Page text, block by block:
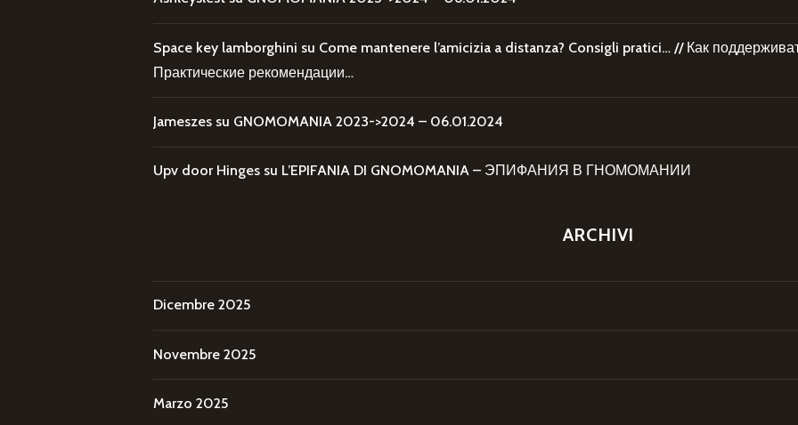
Space key lamborghini su Come mantenere l’amicizia a distanza? Consigli pratici… // Как
Практические рекомендации…
Jameszes su GNOMOMANIA 2023->2024 – 06.01.2024
Upv door Hinges su L’EPIFANIA DI GNOMOMANIA – ЭПИФАНИЯ В ГНОМОМАНИИ
ARCHIVI
Dicembre 2025
Novembre 2025
Marzo 2025